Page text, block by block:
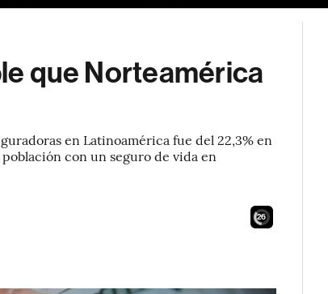
que Norteamérica
en Latinoamérica fue del 22,3% en
población con un seguro de vida en
24